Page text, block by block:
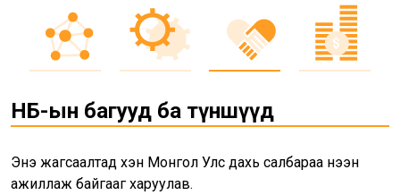
НҮБ-ын багууд ба түншүүд
Энэ жагсаалтад хэн Монгол Улс дахь салбараа нээн
ажиллаж байгааг харуулав.